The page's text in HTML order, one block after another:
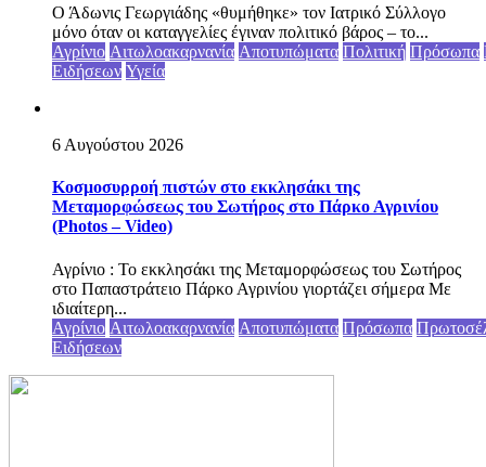
Ο Άδωνις Γεωργιάδης «θυμήθηκε» τον Ιατρικό Σύλλογο
μόνο όταν οι καταγγελίες έγιναν πολιτικό βάρος – το...
Αγρίνιο Αιτωλοακαρνανία Αποτυπώματα Πολιτική Πρόσωπα
Ειδήσεων Υγεία
6 Αυγούστου 2026
Κοσμοσυρροή πιστών στο εκκλησάκι της
Μεταμορφώσεως του Σωτήρος στο Πάρκο Αγρινίου
(Photos – Video)
Αγρίνιο : Το εκκλησάκι της Μεταμορφώσεως του Σωτήρος
στο Παπαστράτειο Πάρκο Αγρινίου γιορτάζει σήμερα Με
ιδιαίτερη...
Αγρίνιο Αιτωλοακαρνανία Αποτυπώματα Πρόσωπα
Ειδήσεων